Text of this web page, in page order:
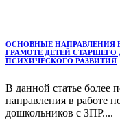
ОСНОВНЫЕ НАПРАВЛЕНИЯ
ГРАМОТЕ ДЕТЕЙ
ПСИХИЧЕСКОГО РАЗВИТИЯ
В данной статье более
направления в работе
дошкольников с ЗПР....